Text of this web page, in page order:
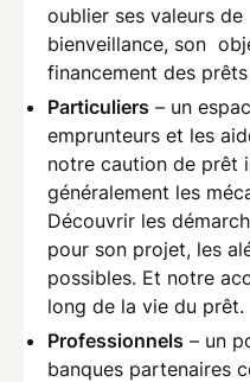
oublier ses valeurs
bienveillance, son
financement des
Particuliers – un
emprunteurs et les
notre caution de prêt
généralement les
Découvrir les
pour son projet, les
possibles. Et notre
long de la vie du prêt.
Professionnels – un
banques partenaires